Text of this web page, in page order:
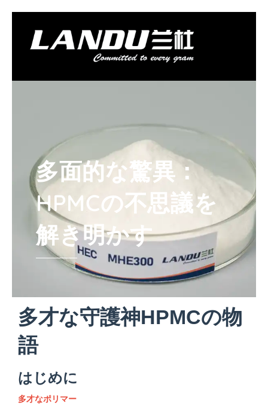
へ
多面的な驚異：
HPMCの不思議を
解き明かす
多才な守護神HPMCの物
語
はじめに
多才なポリマー